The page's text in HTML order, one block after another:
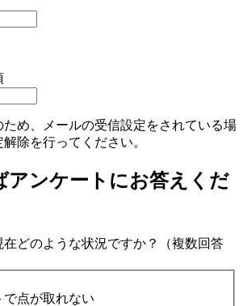
め、メールの受信設定をされている場
除を行ってください。
アンケートにお答えくだ
どのような状況ですか？（複数回答
点が取れない